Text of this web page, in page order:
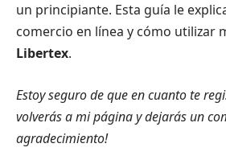
un principiante. Esta guía le
comercio en línea y cómo utilizar
Libertex.
Estoy seguro de que en cuanto te
volverás a mi página y dejarás un
agradecimiento!